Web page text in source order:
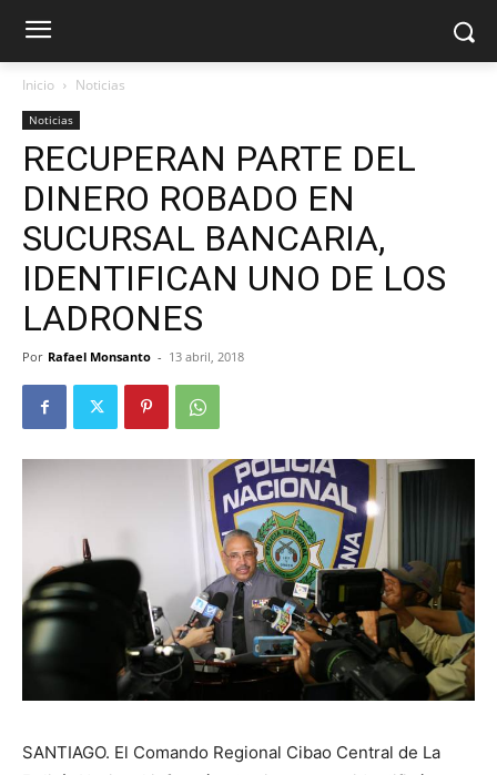
Inicio Noticias
Noticias
RECUPERAN PARTE DEL
DINERO ROBADO EN
SUCURSAL BANCARIA,
IDENTIFICAN UNO DE LOS
LADRONES
Por Rafael Monsanto - 13 abril, 2018
SANTIAGO. El Comando Regional Cibao Central de La